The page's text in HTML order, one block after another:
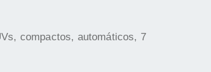
compactos, automáticos, 7